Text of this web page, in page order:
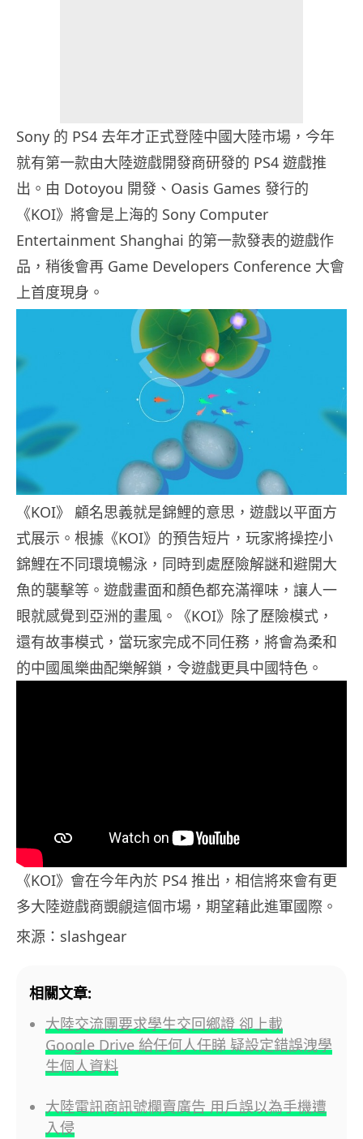
Sony 的 PS4 去年才正式登陸中國大陸市場，今年
就有第一款由大陸遊戲開發商研發的 PS4 遊戲推
出。由 Dotoyou 開發、Oasis Games 發行的
《KOI》將會是上海的 Sony Computer
Entertainment Shanghai 的第一款發表的遊戲作
品，稍後會再 Game Developers Conference 大會
上首度現身。
《KOI》 顧名思義就是錦鯉的意思，遊戲以平面方
式展示。根據《KOI》的預告短片，玩家將操控小
錦鯉在不同環境暢泳，同時到處歷險解謎和避開大
魚的襲擊等。遊戲畫面和顏色都充滿禪味，讓人一
眼就感覺到亞洲的畫風。《KOI》除了歷險模式，
還有故事模式，當玩家完成不同任務，將會為柔和
的中國風樂曲配樂解鎖，令遊戲更具中國特色。
《KOI》會在今年內於 PS4 推出，相信將來會有更
多大陸遊戲商覬覦這個市場，期望藉此進軍國際。
來源：slashgear
相關文章:
大陸交流團要求學生交回鄉證 卻上載
Google Drive 給任何人任睇 疑設定錯誤洩學
生個人資料
大陸電訊商訊號欄賣廣告 用戶誤以為手機遭
入侵